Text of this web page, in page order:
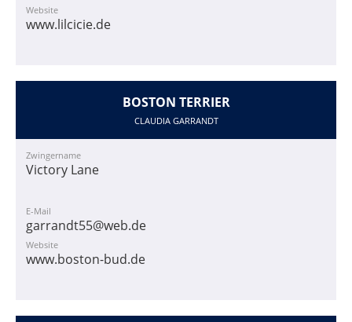
Website
www.lilcicie.de
BOSTON TERRIER
CLAUDIA GARRANDT
Zwingername
Victory Lane
E-Mail
garrandt55@web.de
Website
www.boston-bud.de